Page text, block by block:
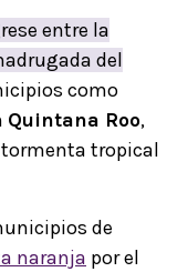
entre la
del
como
Quintana Roo,
tropical
de
naranja por el